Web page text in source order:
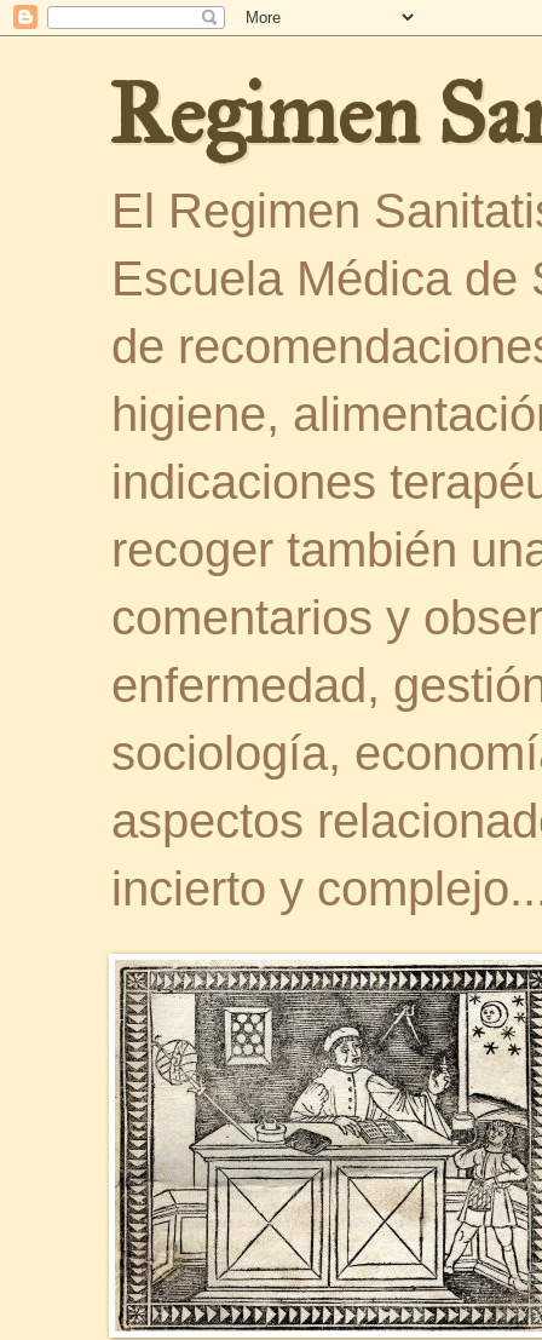
Regimen
El Regimen
Escuela Médica de
de
higiene,
indicaciones
recoger también
comentarios y
enfermedad,
sociología,
aspectos
incierto y